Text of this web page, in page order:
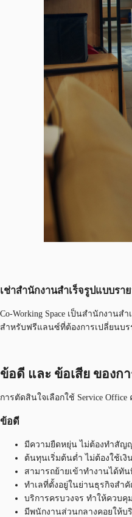
เช่าสำนักงานสำเร็จรูปแบบราย
Co-Working Space เป็นสำนักงาน
สำหรับฟรีแลนซ์ที่ต้องการเปลี่ยนบร
ข้อดี และ ข้อเสีย ของกา
การตัดสินใจเลือกใช้ Service
ข้อดี
มีความยืดหยุ่น ไม่ต้องทำสัญ
ต้นทุนเริ่มต้นต่ำ ไม่ต้องใช้เ
สามารถย้ายเข้าทำงานได้ทั
ทำเลที่ตั้งอยู่ในย่านธุรกิจสำ
บริการครบวงจร ทำให้ควบคุ
มีพนักงานส่วนกลางคอยให้บ